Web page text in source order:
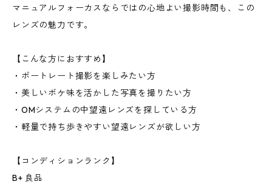
マニュアルフォーカスならではの心地よい撮影時間も、この
レンズの魅力です。
【こんな方におすすめ】
・ポートレート撮影を楽しみたい方
・美しいボケ味を活かした写真を撮りたい方
・OMシステムの中望遠レンズを探している方
・軽量で持ち歩きやすい望遠レンズが欲しい方
【コンディションランク】
B+ 良品